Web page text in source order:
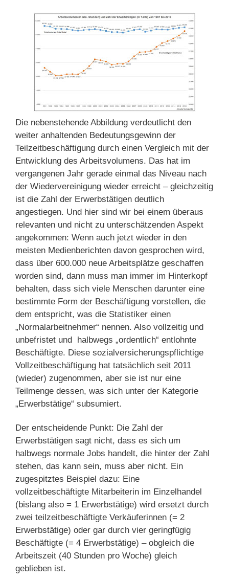
Die nebenstehende Abbildung verdeutlicht den
weiter anhaltenden Bedeutungsgewinn der
Teilzeitbeschäftigung durch einen Vergleich mit der
Entwicklung des Arbeitsvolumens. Das hat im
vergangenen Jahr gerade einmal das Niveau nach
der Wiedervereinigung wieder erreicht – gleichzeitig
ist die Zahl der Erwerbstätigen deutlich
angestiegen. Und hier sind wir bei einem überaus
relevanten und nicht zu unterschätzenden Aspekt
angekommen: Wenn auch jetzt wieder in den
meisten Medienberichten davon gesprochen wird,
dass über 600.000 neue Arbeitsplätze geschaffen
worden sind, dann muss man immer im Hinterkopf
behalten, dass sich viele Menschen darunter eine
bestimmte Form der Beschäftigung vorstellen, die
dem entspricht, was die Statistiker einen
„Normalarbeitnehmer“ nennen. Also vollzeitig und
unbefristet und halbwegs „ordentlich“ entlohnte
Beschäftigte. Diese sozialversicherungspflichtige
Vollzeitbeschäftigung hat tatsächlich seit 2011
(wieder) zugenommen, aber sie ist nur eine
Teilmenge dessen, was sich unter der Kategorie
„Erwerbstätige“ subsumiert.
Der entscheidende Punkt: Die Zahl der
Erwerbstätigen sagt nicht, dass es sich um
halbwegs normale Jobs handelt, die hinter der Zahl
stehen, das kann sein, muss aber nicht. Ein
zugespitztes Beispiel dazu: Eine
vollzeitbeschäftigte Mitarbeiterin im Einzelhandel
(bislang also = 1 Erwerbstätige) wird ersetzt durch
zwei teilzeitbeschäftigte Verkäuferinnen (= 2
Erwerbstätige) oder gar durch vier geringfügig
Beschäftigte (= 4 Erwerbstätige) – obgleich die
Arbeitszeit (40 Stunden pro Woche) gleich
geblieben ist.